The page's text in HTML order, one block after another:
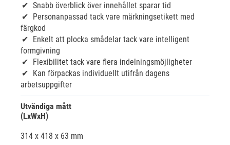
Snabb överblick över innehållet sparar tid
Personanpassad tack vare märkningsetikett med
färgkod
Enkelt att plocka smådelar tack vare intelligent
formgivning
Flexibilitet tack vare flera indelningsmöjligheter
Kan förpackas individuellt utifrån dagens
arbetsuppgifter
Utvändiga mått
(LxWxH)
314 x 418 x 63 mm